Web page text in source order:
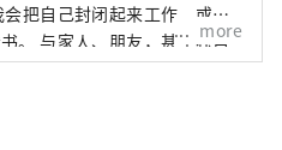
把自己封闭起来工作，或者
。 与家人、朋友，甚至独自
取决于你，所以随心所欲地
more